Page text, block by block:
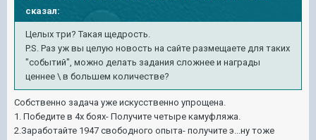
сказал:
Целых три? Такая щедрость.
P.S. Раз уж вы целую новость на сайте размещаете для таких
"событий", можно делать задания сложнее и награды
ценнее \ в большем количестве?
Собственно задача уже искусственно упрощена.
1. Победите в 4х боях- Получите четыре камуфляжа.
2.Заработайте 1947 свободного опыта- получите э...ну тоже